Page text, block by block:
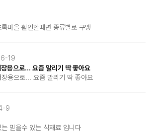
마을 활인할때면 종류별로 구맿
19
용으로... 요즘 말리기 딱 좋아요
용으로... 요즘 말리기 딱 좋아요
9
믿을수 있는 식재료 입니다